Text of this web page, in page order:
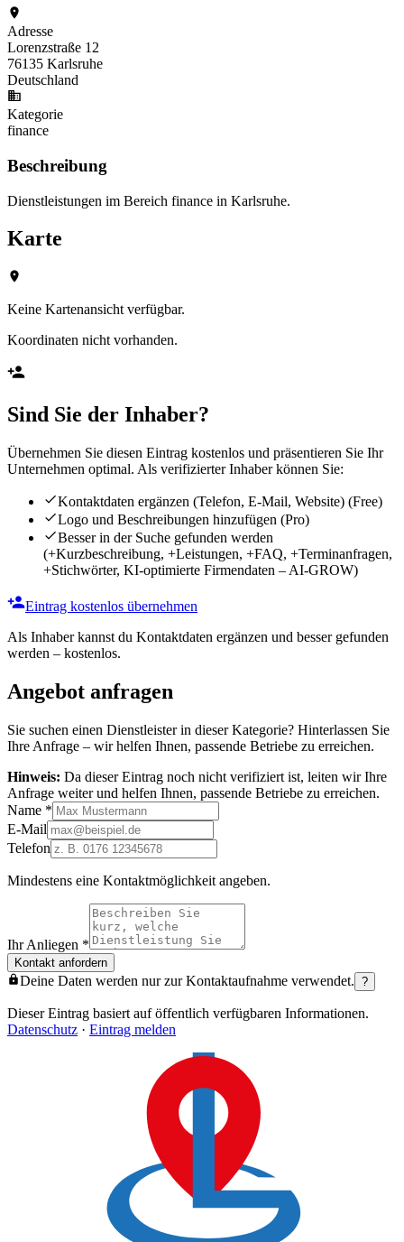
Adresse
Lorenzstraße 12
76135 Karlsruhe
Deutschland
Kategorie
finance
Beschreibung
Dienstleistungen im Bereich finance in Karlsruhe.
Karte
Keine Kartenansicht verfügbar.
Koordinaten nicht vorhanden.
Sind Sie der Inhaber?
Übernehmen Sie diesen Eintrag kostenlos und präsentieren Sie Ihr
Unternehmen optimal. Als verifizierter Inhaber können Sie:
Kontaktdaten ergänzen (Telefon, E-Mail, Website) (Free)
Logo und Beschreibungen hinzufügen (Pro)
Besser in der Suche gefunden werden
(+Kurzbeschreibung, +Leistungen, +FAQ, +Terminanfragen,
+Stichwörter, KI-optimierte Firmendaten – AI-GROW)
Eintrag kostenlos übernehmen
Als Inhaber kannst du Kontaktdaten ergänzen und besser gefunden
werden – kostenlos.
Angebot anfragen
Sie suchen einen Dienstleister in dieser Kategorie? Hinterlassen Sie
Ihre Anfrage – wir helfen Ihnen, passende Betriebe zu erreichen.
Hinweis: Da dieser Eintrag noch nicht verifiziert ist, leiten wir Ihre
Anfrage weiter und helfen Ihnen, passende Betriebe zu erreichen.
Name *
E-Mail
Telefon
Mindestens eine Kontaktmöglichkeit angeben.
Ihr Anliegen *
Kontakt anfordern
Deine Daten werden nur zur Kontaktaufnahme verwendet. ?
Dieser Eintrag basiert auf öffentlich verfügbaren Informationen.
Datenschutz · Eintrag melden